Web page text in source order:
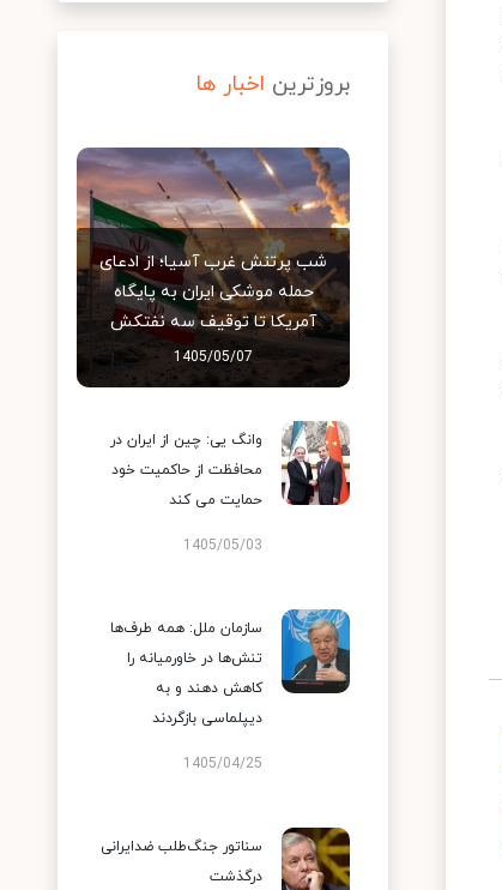
بروزترین اخبار ها
شب پرتنش غرب آسیا؛ از ادعای
حمله موشکی ایران به پایگاه
آمریکا تا توقیف سه نفتکش
1405/05/07
وانگ یی: چین از ایران در
محافظت از حاکمیت خود
حمایت می کند
1405/05/03
سازمان ملل: همه طرف‌ها
تنش‌ها در خاورمیانه را
کاهش دهند و به
دیپلماسی بازگردند
1405/04/25
سناتور جنگ‌طلب ضدایرانی
درگذشت